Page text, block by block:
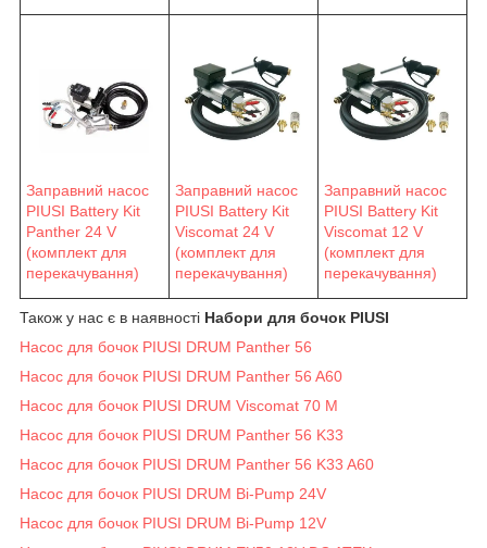
Заправний насос
PIUSI Battery Kit
Panther 24 V
(комплект для
перекачування)
Заправний насос
PIUSI Battery Kit
Viscomat 24 V
(комплект для
перекачування)
Заправний насос
PIUSI Battery Kit
Viscomat 12 V
(комплект для
перекачування)
Також у нас є в наявності Набори для бочок PIUSI
Насос для бочок PIUSI DRUM Panther 56
Насос для бочок PIUSI DRUM Panther 56 A60
Насос для бочок PIUSI DRUM Viscomat 70 M
Насос для бочок PIUSI DRUM Panther 56 K33
Насос для бочок PIUSI DRUM Panther 56 K33 A60
Насос для бочок PIUSI DRUM Bi-Pump 24V
Насос для бочок PIUSI DRUM Bi-Pump 12V